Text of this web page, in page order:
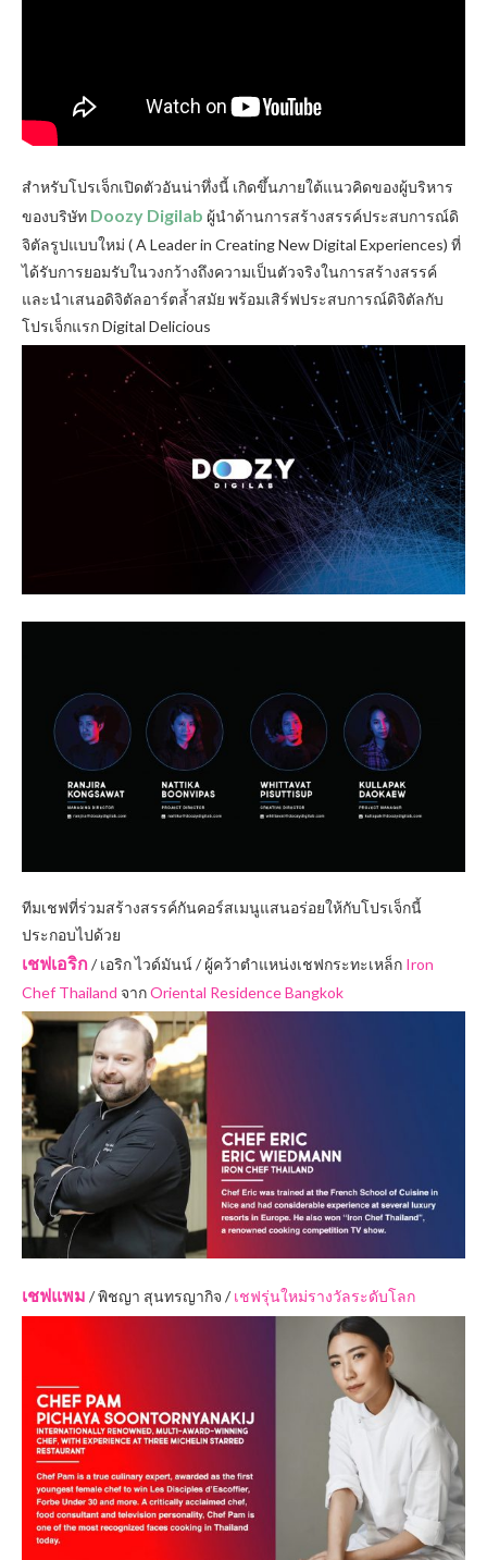
สำหรับโปรเจ็กเปิดตัวอันน่าทึ่งนี้ เกิดขึ้นภายใต้แนวคิดของผู้บริหาร
ของบริษัท Doozy Digilab ผู้นำด้านการสร้างสรรค์ประสบการณ์ดิ
จิตัลรูปแบบใหม่ ( A Leader in Creating New Digital Experiences) ที่
ได้รับการยอมรับในวงกว้างถึงความเป็นตัวจริงในการสร้างสรรค์
และนำเสนอดิจิตัลอาร์ตล้ำสมัย พร้อมเสิร์ฟประสบการณ์ดิจิตัลกับ
โปรเจ็กแรก Digital Delicious
ทีมเชฟที่ร่วมสร้างสรรค์กันคอร์สเมนูแสนอร่อยให้กับโปรเจ็กนี้
ประกอบไปด้วย
เชฟเอริก / เอริก ไวด์มันน์ / ผู้คว้าตำแหน่งเชฟกระทะเหล็ก Iron
Chef Thailand จากOriental Residence Bangkok
เชฟแพม / พิชญา สุนทรญากิจ /เชฟรุ่นใหม่รางวัลระดับโลก